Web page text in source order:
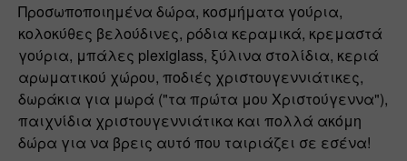
Προσωποποιημένα δώρα, κοσμήματα γούρια,
κολοκύθες βελούδινες, ρόδια κεραμικά, κρεμαστά
γούρια, μπάλες plexiglass, ξύλινα στολίδια, κεριά
αρωματικού χώρου, ποδιές χριστουγεννιάτικες,
δωράκια για μωρά ("τα πρώτα μου Χριστούγεννα"),
παιχνίδια χριστουγεννιάτικα και πολλά ακόμη
δώρα για να βρεις αυτό που ταιριάζει σε εσένα!